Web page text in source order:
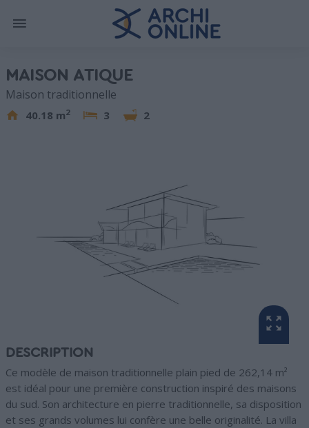
MAISON ATIQUE
Maison traditionnelle
40.18 m2 3 2
DESCRIPTION
Ce modèle de maison traditionnelle plain pied de 262,14 m²
est idéal pour une première construction inspiré des maisons
du sud. Son architecture en pierre traditionnelle, sa disposition
et ses grands volumes lui confère une belle originalité. La villa